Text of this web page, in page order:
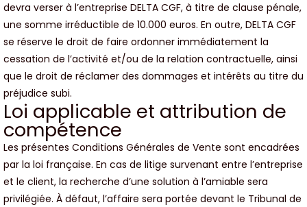
devra verser à l’entreprise DELTA CGF, à titre de clause pénale,
une somme irréductible de 10.000 euros. En outre, DELTA CGF
se réserve le droit de faire ordonner immédiatement la
cessation de l’activité et/ou de la relation contractuelle, ainsi
que le droit de réclamer des dommages et intérêts au titre du
préjudice subi.
Loi applicable et attribution de
compétence
Les présentes Conditions Générales de Vente sont encadrées
par la loi française. En cas de litige survenant entre l’entreprise
et le client, la recherche d’une solution à l’amiable sera
privilégiée. À défaut, l’affaire sera portée devant le Tribunal de